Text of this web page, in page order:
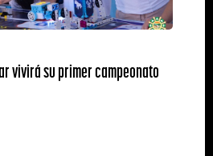
vivirá su primer campeonato